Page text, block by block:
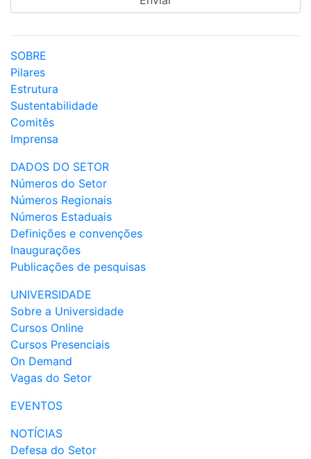
SOBRE
Pilares
Estrutura
Sustentabilidade
Comitês
Imprensa
DADOS DO SETOR
Números do Setor
Números Regionais
Números Estaduais
Definições e convenções
Inaugurações
Publicações de pesquisas
UNIVERSIDADE
Sobre a Universidade
Cursos Online
Cursos Presenciais
On Demand
Vagas do Setor
EVENTOS
NOTÍCIAS
Defesa do Setor